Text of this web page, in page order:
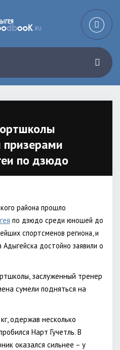
призерами
по дзюдо
района прошло
по дзюдо среди юношей до
спортсменов региона, и
достойно заявили о
заслуженный тренер
сумели подняться на
одержав несколько
Нарт Гучетль. В
оказался сильнее – у